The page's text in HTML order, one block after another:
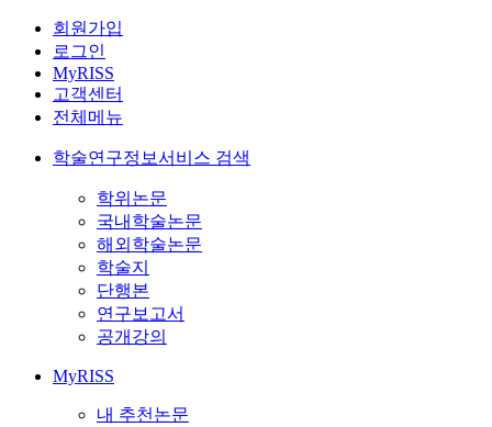
회원가입
로그인
MyRISS
고객센터
전체메뉴
학술연구정보서비스 검색
학위논문
국내학술논문
해외학술논문
학술지
단행본
연구보고서
공개강의
MyRISS
내 추천논문